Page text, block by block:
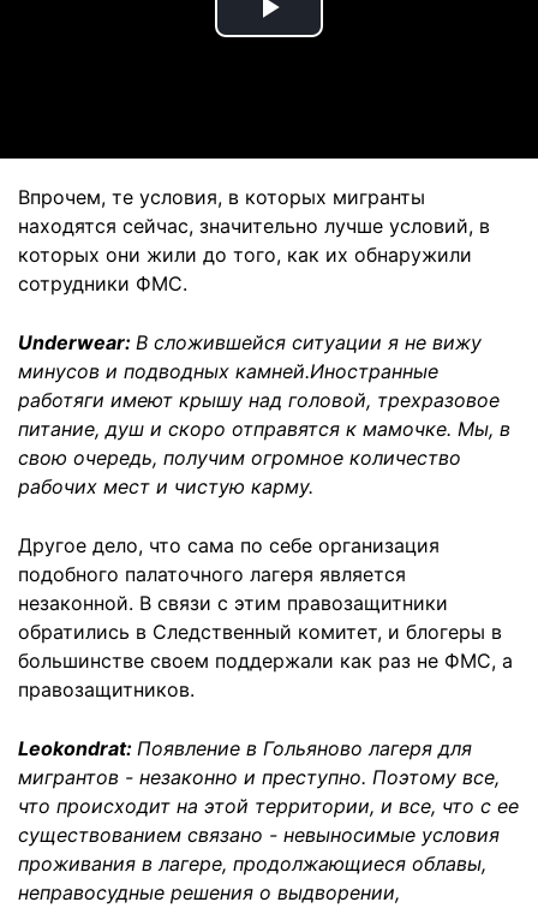
Play
Впрочем, те условия, в которых мигранты
находятся сейчас, значительно лучше условий, в
которых они жили до того, как их обнаружили
сотрудники ФМС.
Underwear: В сложившейся ситуации я не вижу
минусов и подводных камней.Иностранные
работяги имеют крышу над головой, трехразовое
питание, душ и скоро отправятся к мамочке. Мы, в
свою очередь, получим огромное количество
рабочих мест и чистую карму.
Другое дело, что сама по себе организация
подобного палаточного лагеря является
незаконной. В связи с этим правозащитники
обратились в Следственный комитет, и блогеры в
большинстве своем поддержали как раз не ФМС, а
правозащитников.
Leokondrat: Появление в Гольяново лагеря для
мигрантов - незаконно и преступно. Поэтому все,
что происходит на этой территории, и все, что с ее
существованием связано - невыносимые условия
проживания в лагере, продолжающиеся облавы,
неправосудные решения о выдворении,